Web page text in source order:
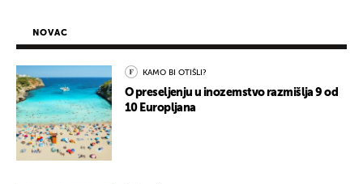
NOVAC
KAMO BI OTIŠLI?
O preseljenju u inozemstvo razmišlja 9 od
10 Europljana